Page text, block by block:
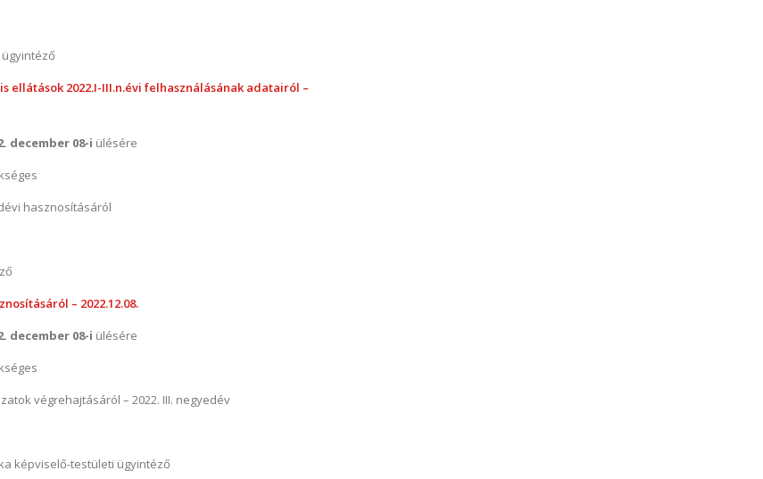
ellátások 2022.I-III.n.évi felhasználásának adatairól –
december 08-i ülésére
hasznosításáról
– 2022.12.08.
december 08-i ülésére
végrehajtásáról – 2022. III. negyedév
képviselő-testületi ügyintéző